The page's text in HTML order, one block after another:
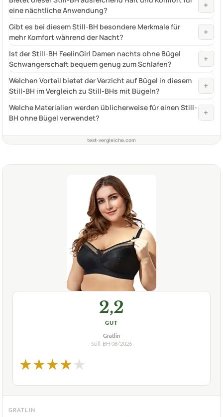
eine nächtliche Anwendung?
+
Gibt es bei diesem Still-BH besondere Merkmale für
mehr Komfort während der Nacht?
+
Ist der Still-BH FeelinGirl Damen nachts ohne Bügel
Schwangerschaft bequem genug zum Schlafen?
+
Welchen Vorteil bietet der Verzicht auf Bügel in diesem
Still-BH im Vergleich zu Still-BHs mit Bügeln?
+
Welche Materialien werden üblicherweise für einen Still-
BH ohne Bügel verwendet?
+
test-vergleiche.com
2,2
GUT
Gratlin
Still-BH 08/2026
★★★★★
GRATLIN